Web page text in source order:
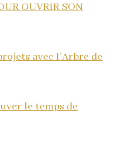
OUVRIR SON
avec l’Arbre de
le temps de